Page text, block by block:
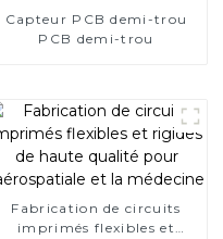
Capteur PCB demi-trou
PCB demi-trou
Fabrication de circuits
imprimés flexibles et